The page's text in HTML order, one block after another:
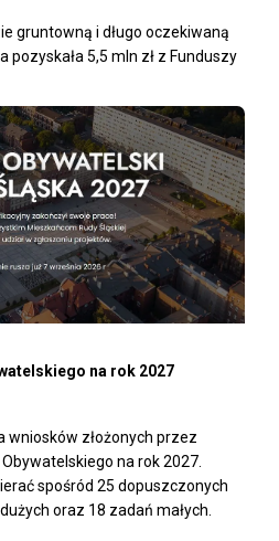
gruntowną i długo oczekiwaną
pozyskała 5,5 mln zł z Funduszy
na rok 2027
wniosków złożonych przez
na rok 2027.
spośród 25 dopuszczonych
oraz 18 zadań małych.